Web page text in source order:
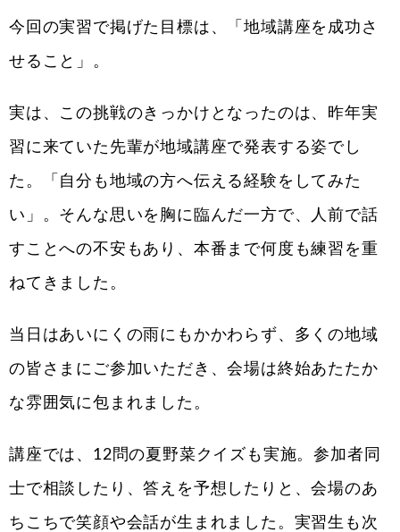
今回の実習で掲げた目標は、「地域講座を成功さ
せること」。
実は、この挑戦のきっかけとなったのは、昨年実
習に来ていた先輩が地域講座で発表する姿でし
た。「自分も地域の方へ伝える経験をしてみた
い」。そんな思いを胸に臨んだ一方で、人前で話
すことへの不安もあり、本番まで何度も練習を重
ねてきました。
当日はあいにくの雨にもかかわらず、多くの地域
の皆さまにご参加いただき、会場は終始あたたか
な雰囲気に包まれました。
講座では、12問の夏野菜クイズも実施。参加者同
士で相談したり、答えを予想したりと、会場のあ
ちこちで笑顔や会話が生まれました。実習生も次